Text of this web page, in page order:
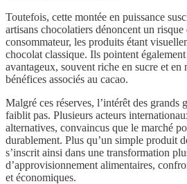
Toutefois, cette montée en puissance
artisans chocolatiers dénoncent un
consommateur, les produits étant
chocolat classique. Ils pointent
avantageux, souvent riche en sucre et en
bénéfices associés au cacao.
Malgré ces réserves, l’intérêt des grands
faiblit pas. Plusieurs acteurs
alternatives, convaincus que le marché
durablement. Plus qu’un simple produit
s’inscrit ainsi dans une transformation
d’approvisionnement alimentaires,
et économiques.